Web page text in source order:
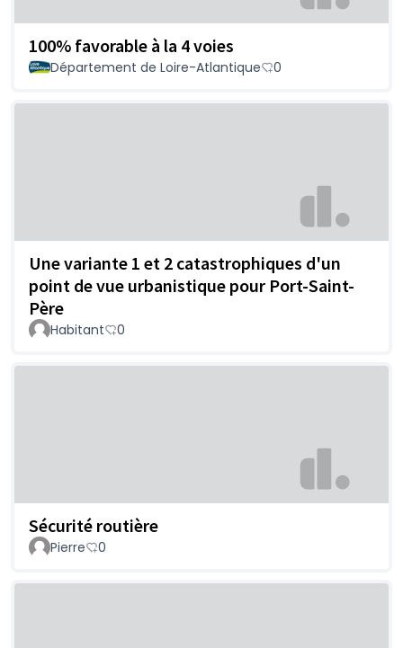
100% favorable à la 4 voies
Département de Loire-Atlantique 0
Une variante 1 et 2 catastrophiques d'un
point de vue urbanistique pour Port-Saint-
Père
Habitant 0
Sécurité routière
Pierre 0